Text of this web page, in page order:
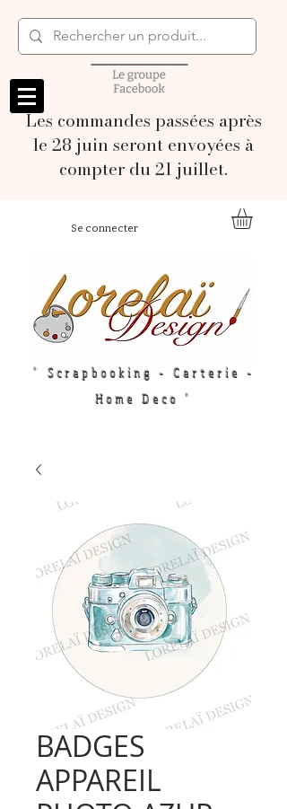
Les commandes passées après
le 28 juin seront envoyées à
compter du 21 juillet.
Se connecter
" Scrapbooking - Carterie -
Home Deco "
BADGES
APPAREIL